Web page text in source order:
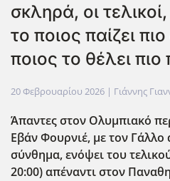
σκληρά, οι
το ποιος παίζει
ποιος το θέλει
20 Φεβρουαρίου 2026 | Γιάννης
Άπαντες στον Ολυμπιακό
Εβάν Φουρνιέ, με τον Γάλλο
σύνθημα, ενόψει του
20:00) απέναντι στον